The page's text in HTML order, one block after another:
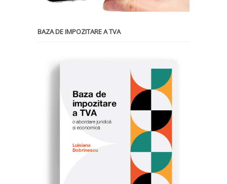
BAZA DE IMPOZITARE A TVA